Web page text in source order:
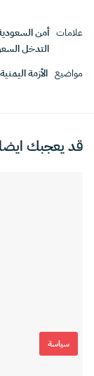
علامات أمن
التدخل
مواضيع الأزمة اليمنية
قد يعجبك ايضا
سياسة